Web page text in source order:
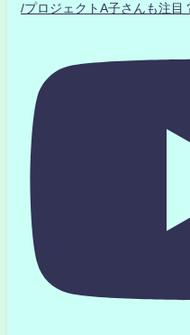
/プロジェクトA子さんも注